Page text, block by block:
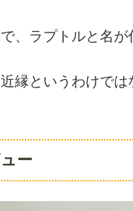
、ラプトルと名が
縁というわけで
ー